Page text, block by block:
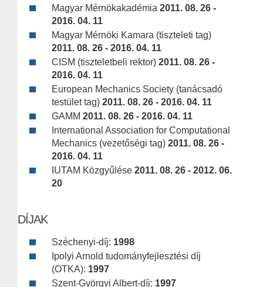
Magyar Mérnökakadémia 2011. 08. 26 -
2016. 04. 11
Magyar Mérnöki Kamara (tiszteleti tag)
2011. 08. 26 - 2016. 04. 11
CISM (tiszteletbeli rektor) 2011. 08. 26 -
2016. 04. 11
European Mechanics Society (tanácsadó
testület tag) 2011. 08. 26 - 2016. 04. 11
GAMM 2011. 08. 26 - 2016. 04. 11
International Association for Computational
Mechanics (vezetőségi tag) 2011. 08. 26 -
2016. 04. 11
IUTAM Közgyűlése 2011. 08. 26 - 2012. 06.
20
DÍJAK
Széchenyi-díj: 1998
Ipolyi Arnold tudományfejlesztési díj
(OTKA): 1997
Szent-Györgyi Albert-díj: 1997